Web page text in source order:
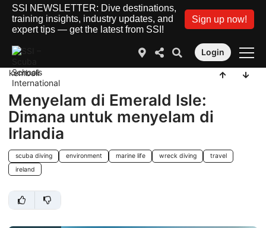
SSI NEWSLETTER: Dive destinations,
training insights, industry updates, and
expert tips — get the latest from SSI!
Sign up now!
Login
kembali
Menyelam di Emerald Isle:
Dimana untuk menyelam di
Irlandia
scuba diving environment marine life wreck diving
travel
ireland